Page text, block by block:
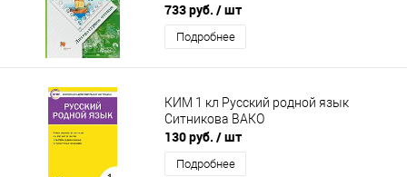
733 руб. / шт
Подробнее
КИМ 1 кл Русский родной язык
Ситникова ВАКО
130 руб. / шт
Подробнее